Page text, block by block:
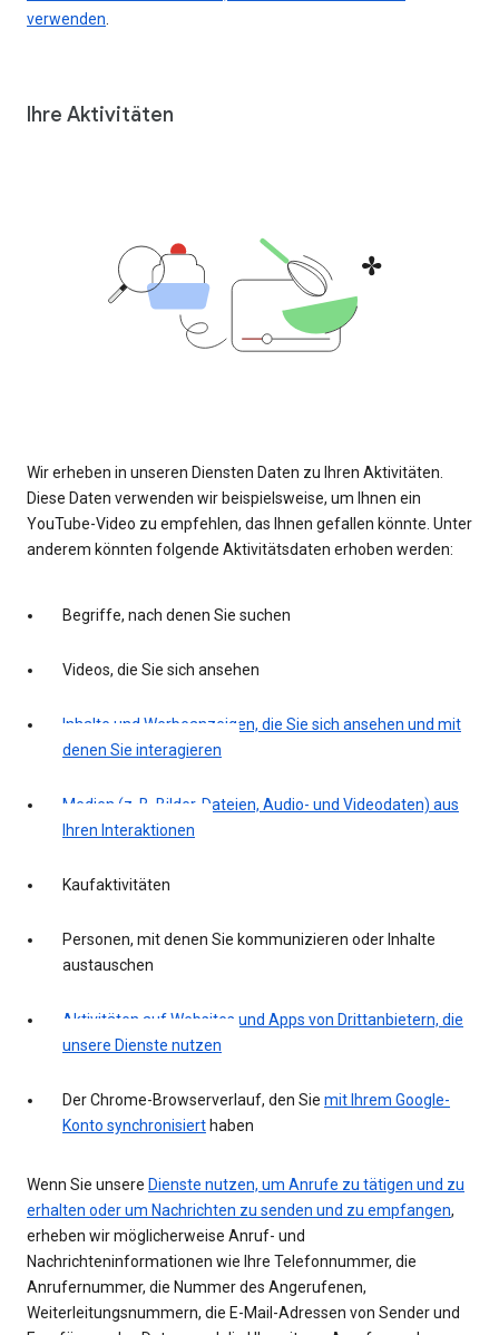
verwenden.
Ihre Aktivitäten
Wir erheben in unseren Diensten Daten zu Ihren Aktivitäten.
Diese Daten verwenden wir beispielsweise, um Ihnen ein
YouTube-Video zu empfehlen, das Ihnen gefallen könnte. Unter
anderem könnten folgende Aktivitätsdaten erhoben werden:
Begriffe, nach denen Sie suchen
Videos, die Sie sich ansehen
Inhalte und Werbeanzeigen, die Sie sich ansehen und mit
denen Sie interagieren
Medien (z. B. Bilder, Dateien, Audio- und Videodaten) aus
Ihren Interaktionen
Kaufaktivitäten
Personen, mit denen Sie kommunizieren oder Inhalte
austauschen
Aktivitäten auf Websites und Apps von Drittanbietern, die
unsere Dienste nutzen
Der Chrome-Browserverlauf, den Sie mit Ihrem Google-
Konto synchronisiert haben
Wenn Sie unsere Dienste nutzen, um Anrufe zu tätigen und zu
erhalten oder um Nachrichten zu senden und zu empfangen,
erheben wir möglicherweise Anruf- und
Nachrichteninformationen wie Ihre Telefonnummer, die
Anrufernummer, die Nummer des Angerufenen,
Weiterleitungsnummern, die E-Mail-Adressen von Sender und